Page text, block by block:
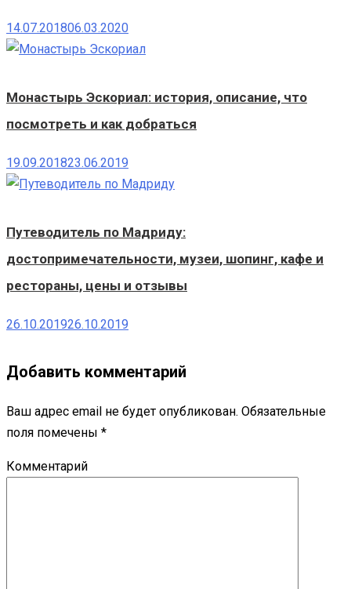
14.07.201806.03.2020
Монастырь Эскориал: история, описание, что
посмотреть и как добраться
19.09.201823.06.2019
Путеводитель по Мадриду:
достопримечательности, музеи, шопинг, кафе и
рестораны, цены и отзывы
26.10.201926.10.2019
Добавить комментарий
Ваш адрес email не будет опубликован. Обязательные
поля помечены *
Комментарий